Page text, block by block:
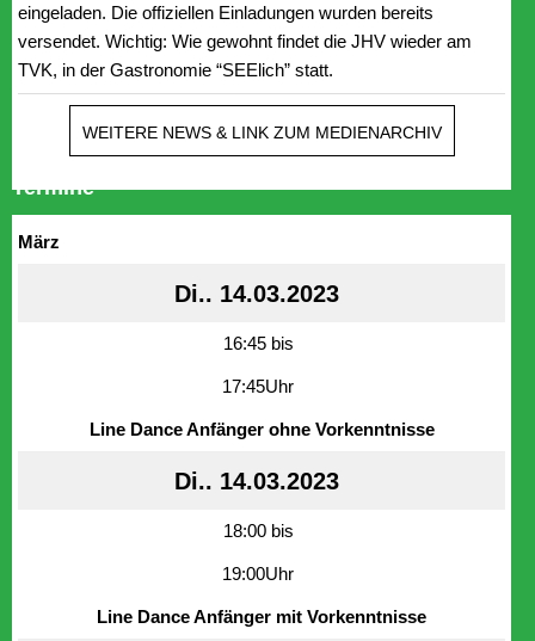
eingeladen. Die offiziellen Einladungen wurden bereits
versendet. Wichtig: Wie gewohnt findet die JHV wieder am
TVK, in der Gastronomie “SEElich” statt.
WEITERE NEWS & LINK ZUM MEDIENARCHIV
Termine
März
Di.. 14.03.2023
16:45 bis
17:45Uhr
Line Dance Anfänger ohne Vorkenntnisse
Di.. 14.03.2023
18:00 bis
19:00Uhr
Line Dance Anfänger mit Vorkenntnisse